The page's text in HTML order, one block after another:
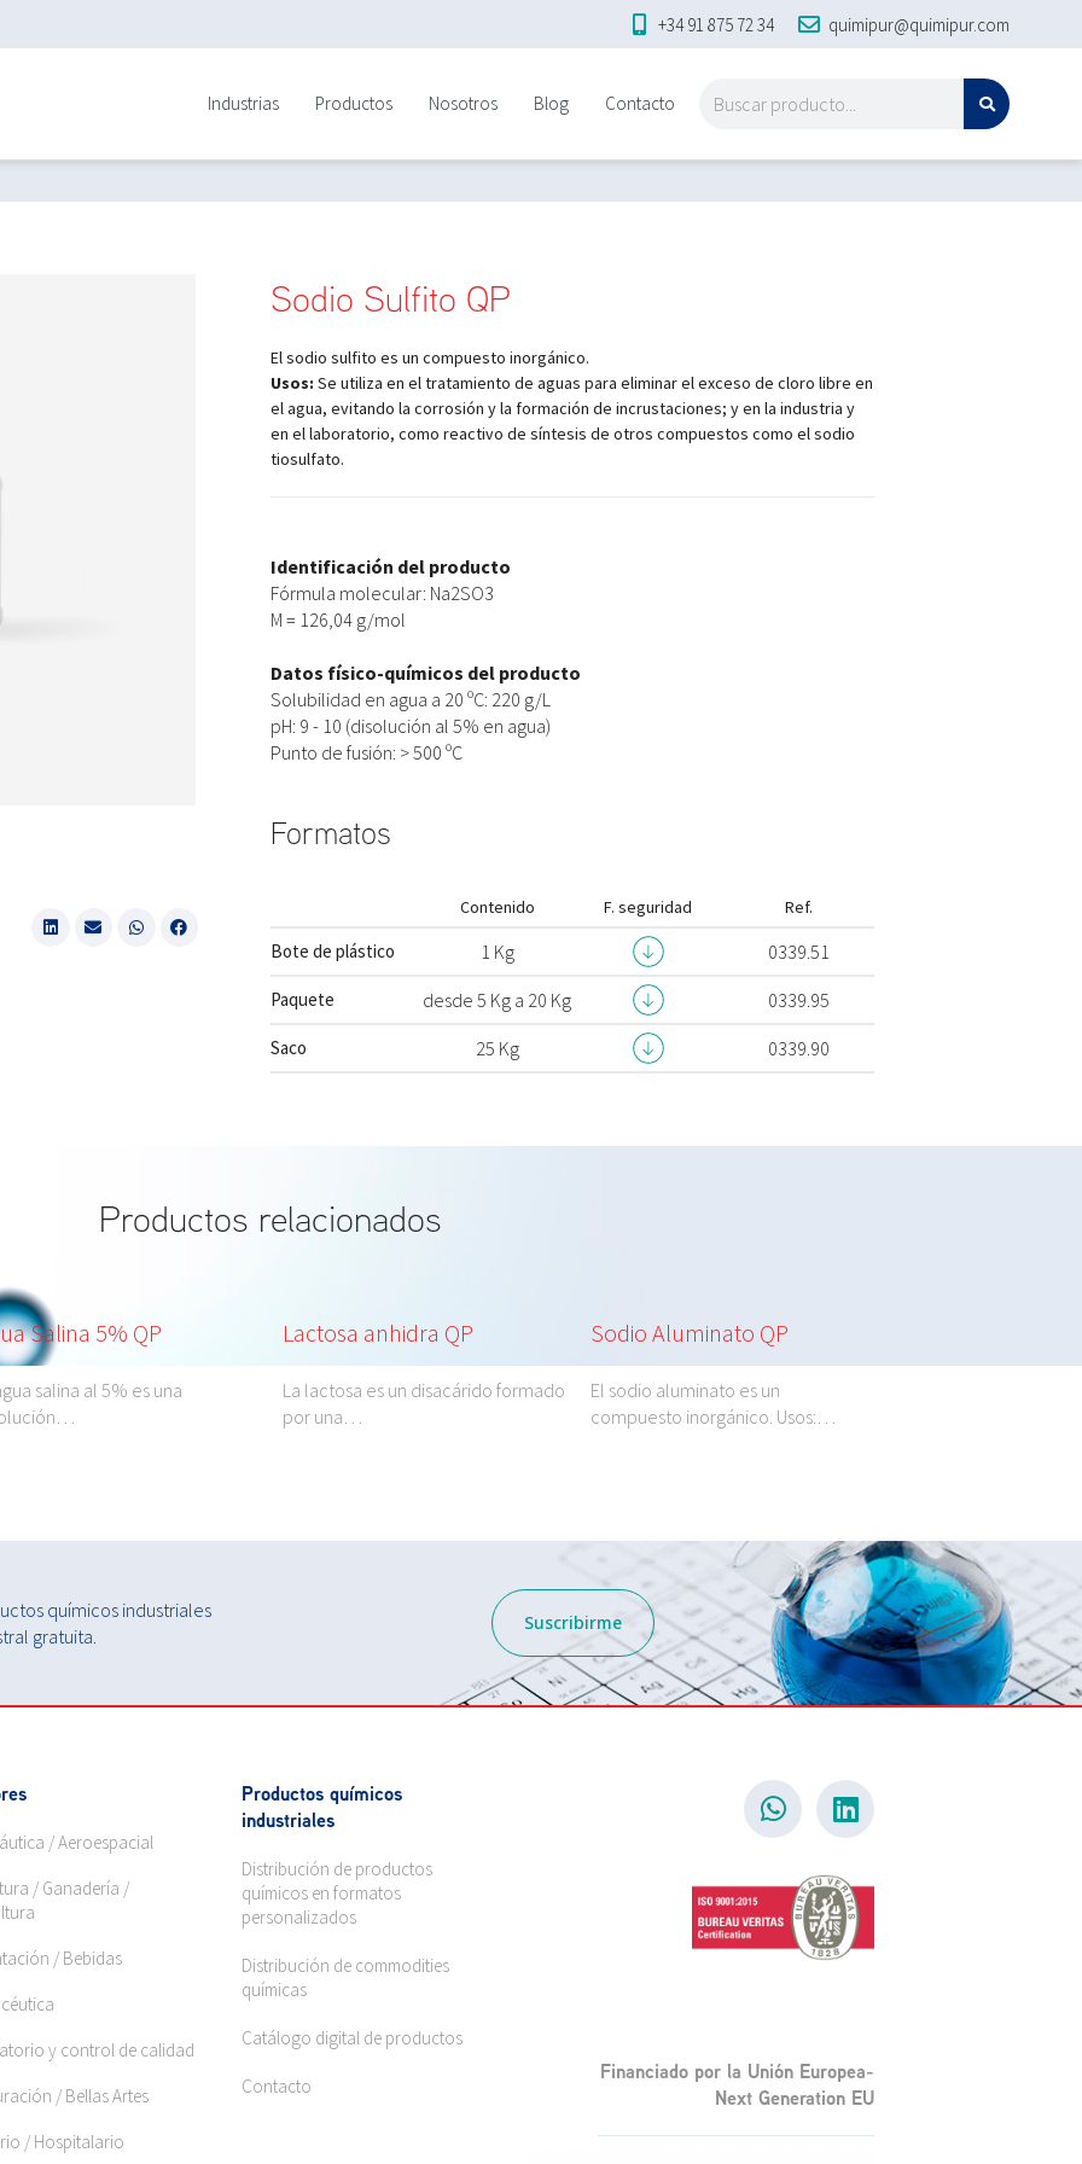
+34 91 875 72 34 quimipur@quimipur.com
Industrias Productos Nosotros Blog Contacto
Sodio Sulfito QP
El sodio sulfito es un compuesto inorgánico.
Usos: Se utiliza en el tratamiento de aguas para eliminar el exceso de cloro libre en
el agua, evitando la corrosión y la formación de incrustaciones; y en la industria y
en el laboratorio, como reactivo de síntesis de otros compuestos como el sodio
tiosulfato.
Identificación del producto
Fórmula molecular: Na2SO3
M = 126,04 g/mol
Datos físico-químicos del producto
Solubilidad en agua a 20 ºC: 220 g/L
pH: 9 - 10 (disolución al 5% en agua)
Punto de fusión: > 500 ºC
Formatos
Contenido F. seguridad Ref.
Bote de plástico 1 Kg 0339.51
Paquete desde 5 Kg a 20 Kg 0339.95
Saco 25 Kg 0339.90
Productos relacionados
Salina 5% QP
salina al 5% es una
Lactosa anhidra QP
La lactosa es un disacárido formado
por una…
Sodio Aluminato QP
El sodio aluminato es un
compuesto inorgánico. Usos:…
hidrato
químicos industriales
gratuita.
Suscribirme
/ Aeroespacial
/ Ganadería /
/ Bebidas
y control de calidad
/ Bellas Artes
/ Hospitalario
Productos químicos
industriales
Distribución de productos
químicos en formatos
personalizados
Distribución de commodities
químicas
Catálogo digital de productos
Contacto
Financiado por la Unión Europea-
Next Generation EU